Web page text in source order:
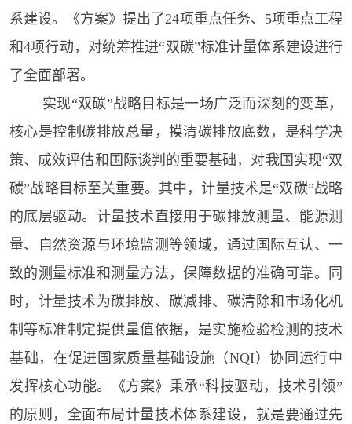
系建设。《方案》提出了24项重点任务、5项重点工程
和4项行动，对统筹推进“双碳”标准计量体系建设进行
了全面部署。
实现“双碳”战略目标是一场广泛而深刻的变革，
核心是控制碳排放总量，摸清碳排放底数，是科学决
策、成效评估和国际谈判的重要基础，对我国实现“双
碳”战略目标至关重要。其中，计量技术是“双碳”战略
的底层驱动。计量技术直接用于碳排放测量、能源测
量、自然资源与环境监测等领域，通过国际互认、一
致的测量标准和测量方法，保障数据的准确可靠。同
时，计量技术为碳排放、碳减排、碳清除和市场化机
制等标准制定提供量值依据，是实施检验检测的技术
基础，在促进国家质量基础设施（NQI）协同运行中
发挥核心功能。《方案》秉承“科技驱动，技术引领”
的原则，全面布局计量技术体系建设，就是要通过先